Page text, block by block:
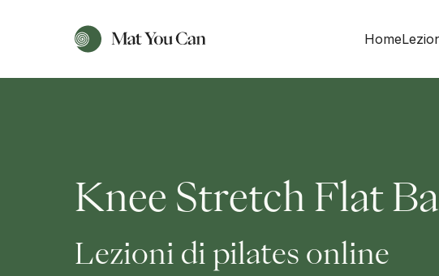
Home
Knee Stretch Flat
Lezioni di pilates online